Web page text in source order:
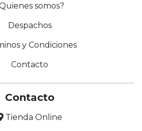
somos?
Despachos
y Condiciones
Contacto
Contacto
Tienda Online